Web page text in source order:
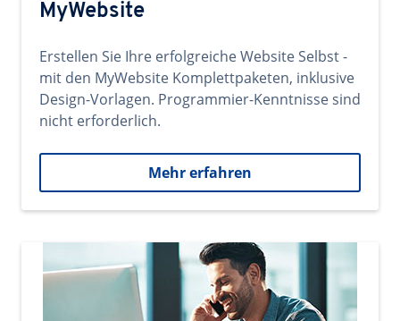
MyWebsite
Erstellen Sie Ihre erfolgreiche Website Selbst -
mit den MyWebsite Komplettpaketen, inklusive
Design-Vorlagen. Programmier-Kenntnisse sind
nicht erforderlich.
Mehr erfahren